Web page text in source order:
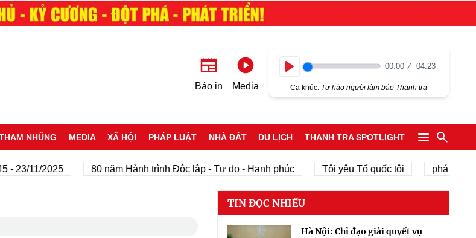
Báo in Media
00:00 04:23
Ca khúc: Tự hào người làm báo Thanh tra
NHŨNG MEDIA XÃ HỘI PHÁP LUẬT NHÀ ĐẤT DU LỊCH THANH TRA SPOTLIGHT
2025 80 năm Hành trình Độc lập - Tự do - Hạnh phúc Tôi yêu Tổ quốc tôi phát triển kinh tế
TIN ĐỌC NHIỀU
Hà Nội: Chỉ đạo giải quyết vụ